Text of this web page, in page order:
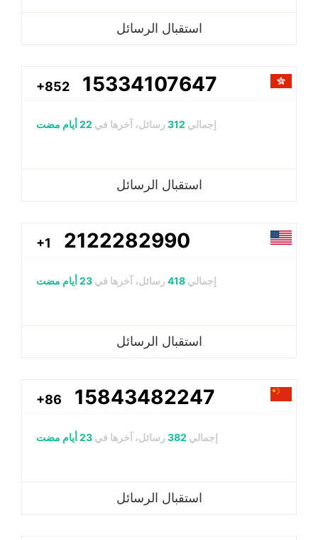
استقبال الرسائل
+852 15334107647
إجمالي 312 رسائل، آخرها في 22 أيام مضت
استقبال الرسائل
+1 2122282990
إجمالي 418 رسائل، آخرها في 23 أيام مضت
استقبال الرسائل
+86 15843482247
إجمالي 382 رسائل، آخرها في 23 أيام مضت
استقبال الرسائل